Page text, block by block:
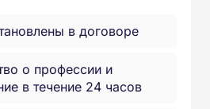
в договоре
о профессии и
в течение 24 часов